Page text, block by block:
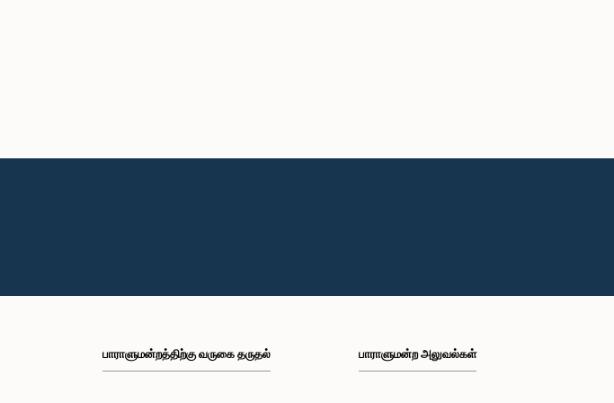
பாராளுமன்றத்திற்கு வருகை தருதல் பாராளுமன்ற அலுவல்கள்